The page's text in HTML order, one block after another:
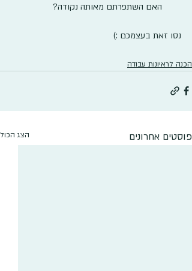
האם השתפרתם מאותה נקודה?
נסו זאת בעצמכם :)
הכנה לראיונות עבודה
פוסטים אחרונים הצג הכול